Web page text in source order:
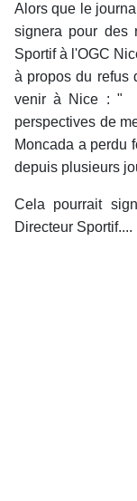
Alors que le
signera pour des
Sportif à l'OGC
à propos du refus
venir à Nice : "
perspectives de
Moncada a perdu
depuis plusieurs
Cela pourrait
Directeur